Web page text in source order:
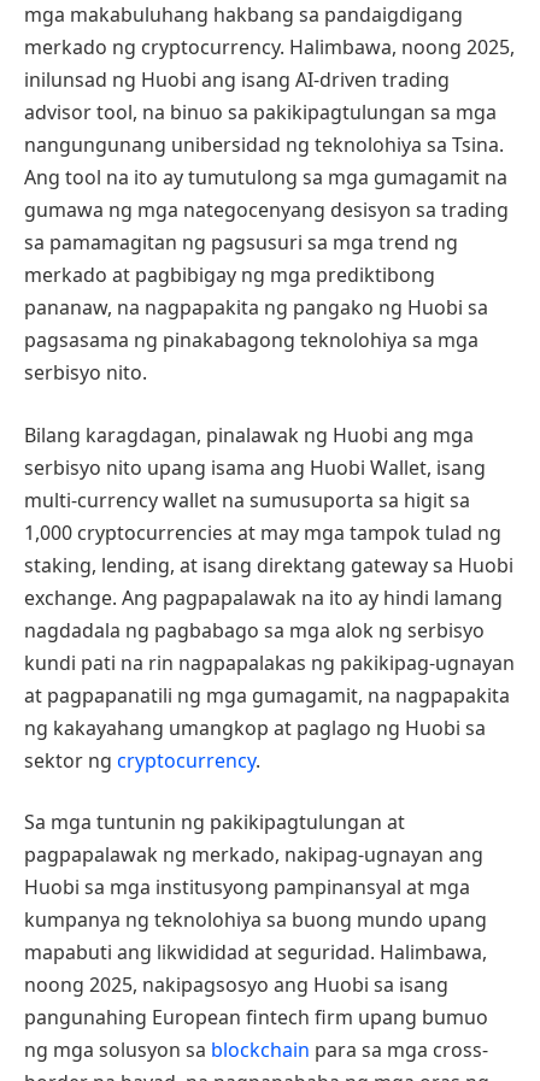
mga makabuluhang hakbang sa pandaigdigang
merkado ng cryptocurrency. Halimbawa, noong 2025,
inilunsad ng Huobi ang isang AI-driven trading
advisor tool, na binuo sa pakikipagtulungan sa mga
nangungunang unibersidad ng teknolohiya sa Tsina.
Ang tool na ito ay tumutulong sa mga gumagamit na
gumawa ng mga nategocenyang desisyon sa trading
sa pamamagitan ng pagsusuri sa mga trend ng
merkado at pagbibigay ng mga prediktibong
pananaw, na nagpapakita ng pangako ng Huobi sa
pagsasama ng pinakabagong teknolohiya sa mga
serbisyo nito.
Bilang karagdagan, pinalawak ng Huobi ang mga
serbisyo nito upang isama ang Huobi Wallet, isang
multi-currency wallet na sumusuporta sa higit sa
1,000 cryptocurrencies at may mga tampok tulad ng
staking, lending, at isang direktang gateway sa Huobi
exchange. Ang pagpapalawak na ito ay hindi lamang
nagdadala ng pagbabago sa mga alok ng serbisyo
kundi pati na rin nagpapalakas ng pakikipag-ugnayan
at pagpapanatili ng mga gumagamit, na nagpapakita
ng kakayahang umangkop at paglago ng Huobi sa
sektor ng cryptocurrency.
Sa mga tuntunin ng pakikipagtulungan at
pagpapalawak ng merkado, nakipag-ugnayan ang
Huobi sa mga institusyong pampinansyal at mga
kumpanya ng teknolohiya sa buong mundo upang
mapabuti ang likwididad at seguridad. Halimbawa,
noong 2025, nakipagsosyo ang Huobi sa isang
pangunahing European fintech firm upang bumuo
ng mga solusyon sa blockchain para sa mga cross-